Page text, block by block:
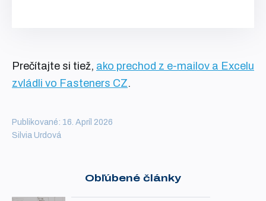
Prečítajte si tiež, ako prechod z e-mailov a Excelu
zvládli vo Fasteners CZ.
Publikované: 16. Apríl 2026
Silvia Urdová
Obľúbené články